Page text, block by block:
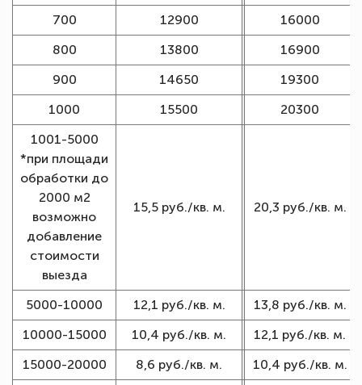
700 12900
16000
800
13800
16900
900
14650
19300
1000
15500
20300
1001-5000
*при площади
обработки до
2000 м2
возможно
добавление
стоимости
выезда
15,5 руб./кв. м. 20,3 руб./кв. м.
5000-10000 12,1 руб./кв. м.
13,8 руб./кв. м.
10000-15000
10,4 руб./кв. м.
12,1 руб./кв. м.
15000-20000
8,6 руб./кв. м.
10,4 руб./кв. м.